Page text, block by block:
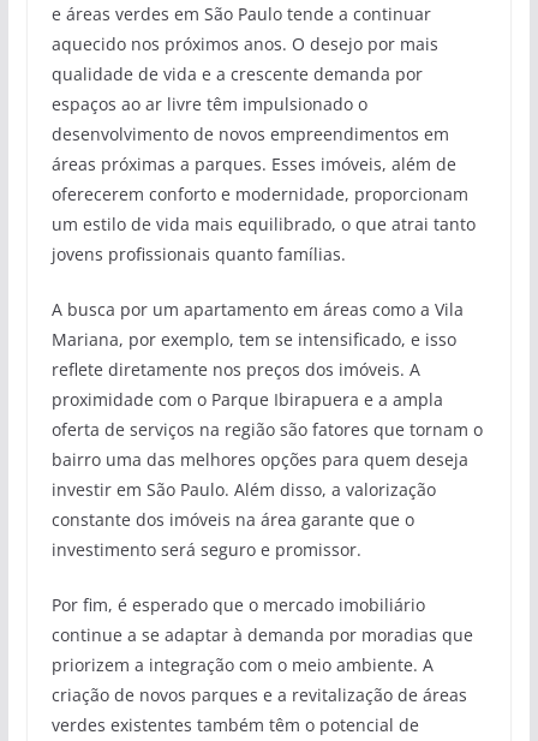
e áreas verdes em São Paulo tende a continuar
aquecido nos próximos anos. O desejo por mais
qualidade de vida e a crescente demanda por
espaços ao ar livre têm impulsionado o
desenvolvimento de novos empreendimentos em
áreas próximas a parques. Esses imóveis, além de
oferecerem conforto e modernidade, proporcionam
um estilo de vida mais equilibrado, o que atrai tanto
jovens profissionais quanto famílias.
A busca por um apartamento em áreas como a Vila
Mariana, por exemplo, tem se intensificado, e isso
reflete diretamente nos preços dos imóveis. A
proximidade com o Parque Ibirapuera e a ampla
oferta de serviços na região são fatores que tornam o
bairro uma das melhores opções para quem deseja
investir em São Paulo. Além disso, a valorização
constante dos imóveis na área garante que o
investimento será seguro e promissor.
Por fim, é esperado que o mercado imobiliário
continue a se adaptar à demanda por moradias que
priorizem a integração com o meio ambiente. A
criação de novos parques e a revitalização de áreas
verdes existentes também têm o potencial de